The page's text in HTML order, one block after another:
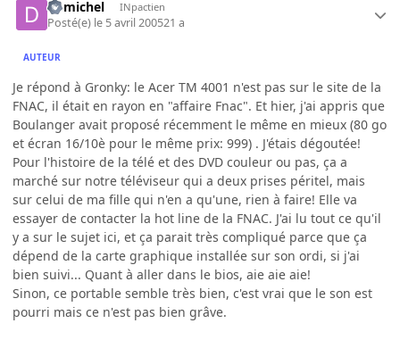
domichel INpactien
Posté(e) le 5 avril 200521 a
AUTEUR
Je répond à Gronky: le Acer TM 4001 n'est pas sur le site de la
FNAC, il était en rayon en "affaire Fnac". Et hier, j'ai appris que
Boulanger avait proposé récemment le même en mieux (80 go
et écran 16/10è pour le même prix: 999) . J'étais dégoutée!
Pour l'histoire de la télé et des DVD couleur ou pas, ça a
marché sur notre téléviseur qui a deux prises péritel, mais
sur celui de ma fille qui n'en a qu'une, rien à faire! Elle va
essayer de contacter la hot line de la FNAC. J'ai lu tout ce qu'il
y a sur le sujet ici, et ça parait très compliqué parce que ça
dépend de la carte graphique installée sur son ordi, si j'ai
bien suivi... Quant à aller dans le bios, aie aie aie!
Sinon, ce portable semble très bien, c'est vrai que le son est
pourri mais ce n'est pas bien grâve.